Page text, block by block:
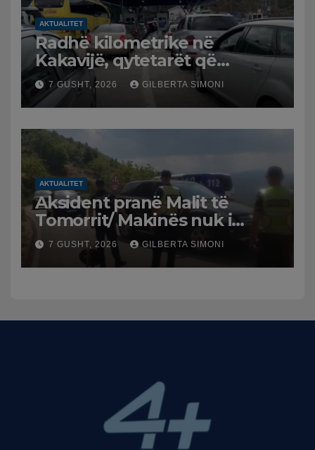
AKTUALITET
Radhë kilometrike në
Kakavijë, qytetarët që
kthehen në Shqipëri
bllokohen në temperatura të
larta, pala greke punon me
ritme të ngadalta
7 GUSHT, 2026 GILBERTA SIMONI
AKTUALITET
Aksident pranë Malit të
Tomorrit/ Makinës nuk i
punuan frenat dhe doli nga
rruga, plagosen 7 persona,
dy në gjendje të rëndë te
7 GUSHT, 2026 GILBERTA SIMONI